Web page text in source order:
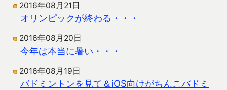
2016年08月21日
オリンピックが終わる・・・
2016年08月20日
今年は本当に暑い・・・
2016年08月19日
バドミントンを見て＆iOS向けがちんこバドミ